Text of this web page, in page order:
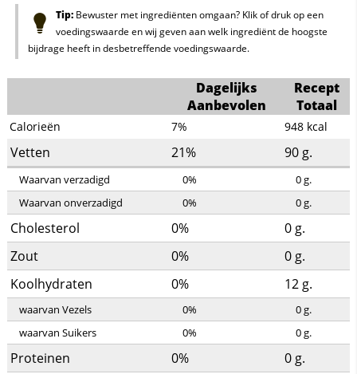
Tip:Bewuster met ingrediënten omgaan? Klik of druk op een
voedingswaarde en wij geven aan welk ingrediënt de hoogste
bijdrage heeft in desbetreffende voedingswaarde.
Dagelijks
Aanbevolen
Recept
Totaal
Calorieën 7% 948 kcal
Vetten 21% 90 g.
Waarvan verzadigd 0% 0g.
Waarvan onverzadigd
0% 0g.
Cholesterol 0% 0 g.
Zout
0% 0 g.
Koolhydraten
0% 12 g.
waarvan Vezels 0% 0g.
waarvan Suikers
0% 0g.
Proteinen 0% 0 g.